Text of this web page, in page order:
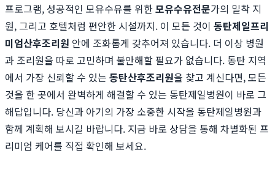
프로그램, 성공적인 모유수유를 위한모유수유전문가의 밀착 지
원, 그리고 호텔처럼 편안한 시설까지. 이 모든 것이 동탄제일프리
미엄산후조리원 안에 조화롭게 갖추어져 있습니다. 더 이상 병원
과 조리원을 따로 고민하며 불안해할 필요가 없습니다. 동탄 지역
에서 가장 신뢰할 수 있는 동탄산후조리원을 찾고 계신다면, 모든
것을 한 곳에서 완벽하게 해결할 수 있는 동탄제일병원이 바로 그
해답입니다. 당신과 아기의 가장 소중한 시작을 동탄제일병원과
함께 계획해 보시길 바랍니다. 지금 바로 상담을 통해 차별화된 프
리미엄 케어를 직접 확인해 보세요.